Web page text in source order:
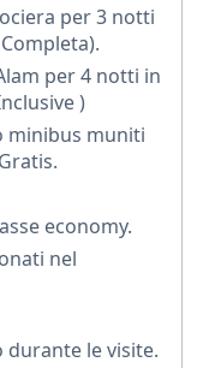
Museo Egizio
dedicato alla
collezione
una suggestiva
navigando tra
Valle dei Re, il
e Luxor, Edfu,
da guide
per 3 notti
per 4 notti in
)
minibus muniti
economy.
nel
le visite.